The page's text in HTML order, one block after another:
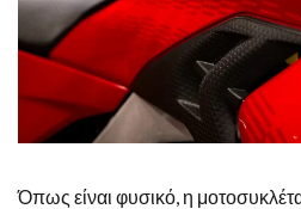
Όπως είναι φυσικό, η